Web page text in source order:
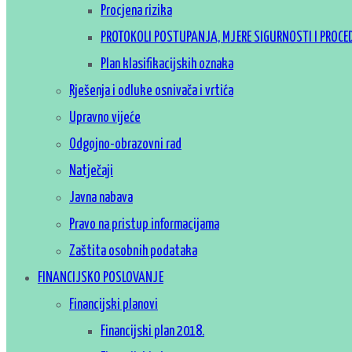
Procjena rizika
PROTOKOLI POSTUPANJA, MJERE SIGURNOSTI I
Plan klasifikacijskih oznaka
Rješenja i odluke osnivača i vrtića
Upravno vijeće
Odgojno-obrazovni rad
Natječaji
Javna nabava
Pravo na pristup informacijama
Zaštita osobnih podataka
FINANCIJSKO POSLOVANJE
Financijski planovi
Financijski plan 2018.